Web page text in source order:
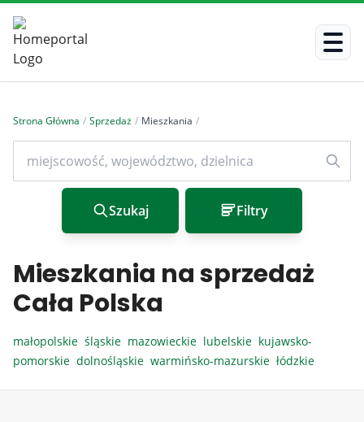
Strona Główna / Sprzedaż / Mieszkania /
Szukaj Filtry
Mieszkania na sprzedaż
Cała Polska
małopolskie śląskie mazowieckie lubelskie kujawsko-
pomorskie dolnośląskie warmińsko-mazurskie łódzkie